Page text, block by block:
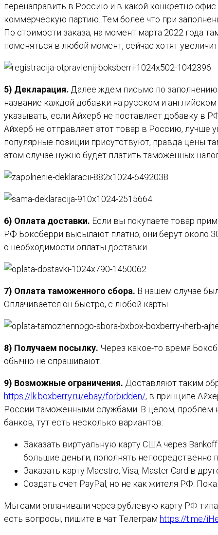
перенаправить в Россию и в какой конкретно
коммерческую партию. Тем более что при
По стоимости заказа, на момент марта 2022 года
поменяться в любой момент, сейчас хотят
5) Декларация. Далее ждем письмо по заполнению
название каждой добавки на русском и
указывать, если Айхерб не поставляет добавку в
Айхерб не отправляет этот товар в Россию, лучше
популярные позиции присутствуют, правда цены
этом случае нужно будет платить таможенных
6) Оплата доставки. Если вы покупаете товар
РФ Боксберри высылают платно, они берут около
о необходимости оплаты доставки.
7) Оплата таможенного сбора. В нашем случае
Оплачивается он быстро, с любой карты.
8) Получаем посылку. Через какое-то время
обычно не спрашивают.
9) Возможные ограничения. Доставляют таким
https://lk.boxberry.ru/ebay/forbidden/, в принципе
России таможенными службами. В целом, проблем
банков, тут есть несколько вариантов:
Заказать виртуальную карту США через
большие деньги, пополнять непосредственно
Заказать карту Maestro, Visa, Master Card в
Создать счет PayPal, но не как жителя РФ.
Мы сами оплачивали через рублевую карту РФ
есть вопросы, пишите в чат Телеграм https://t.me/